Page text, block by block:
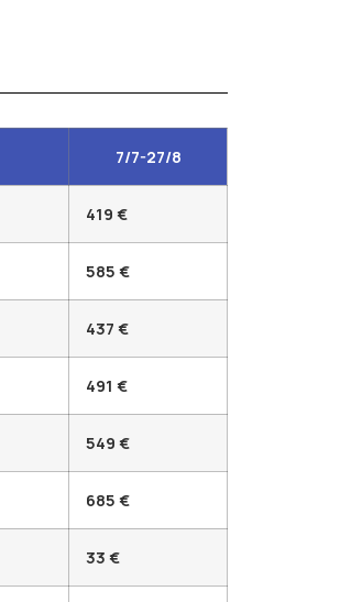
7/7-27/8
419 €
585 €
437 €
491 €
549 €
685 €
33 €